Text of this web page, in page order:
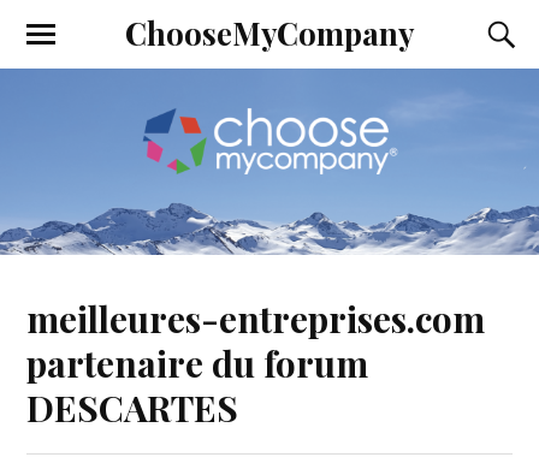
ChooseMyCompany
meilleures-entreprises.com
partenaire du forum
DESCARTES